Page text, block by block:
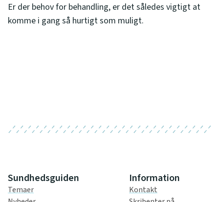
Er der behov for behandling, er det således vigtigt at
komme i gang så hurtigt som muligt.
Sundhedsguiden
Temaer
Information
Kontakt